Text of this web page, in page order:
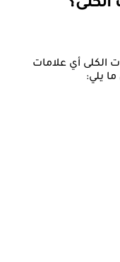
الكلى أي علامات
يلي: